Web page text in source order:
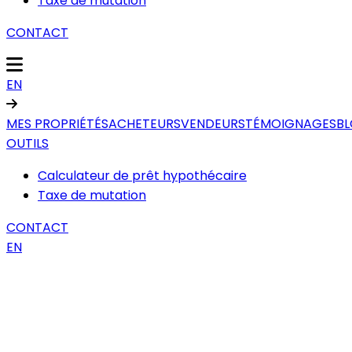
CONTACT
EN
MES PROPRIÉTÉSACHETEURSVENDEURSTÉMOIGNAGES
OUTILS
Calculateur de prêt hypothécaire
Taxe de mutation
CONTACT
EN